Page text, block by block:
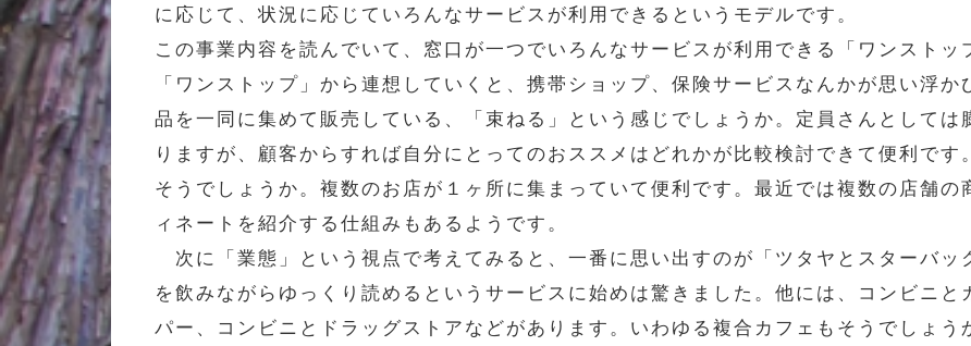
に応じて、状況に応じていろんなサービスが利用できるというモデルです。
この事業内容を読んでいて、窓口が一つでいろんなサービスが利用できる「ワンストッ
「ワンストップ」から連想していくと、携帯ショップ、保険サービスなんかが思い浮
品を一同に集めて販売している、「束ねる」という感じでしょうか。定員さんとしては
りますが、顧客からすれば自分にとってのおススメはどれかが比較検討できて便利です
そうでしょうか。複数のお店が１ヶ所に集まっていて便利です。最近では複数の店舗
ィネートを紹介する仕組みもあるようです。
次に「業態」という視点で考えてみると、一番に思い出すのが「ツタヤとスターバッ
を飲みながらゆっくり読めるというサービスに始めは驚きました。他には、コンビニと
パー、コンビニとドラッグストアなどがあります。いわゆる複合カフェもそうでしょう